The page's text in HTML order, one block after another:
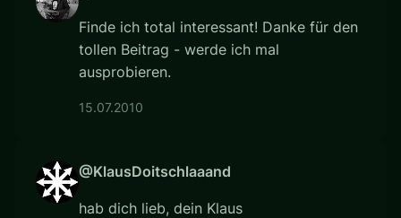
Finde ich total interessant! Danke für den
tollen Beitrag - werde ich mal
ausprobieren.
15.07.2010
@KlausDoitschlaaand
hab dich lieb, dein Klaus